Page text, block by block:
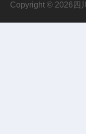
Copyright © 2026四